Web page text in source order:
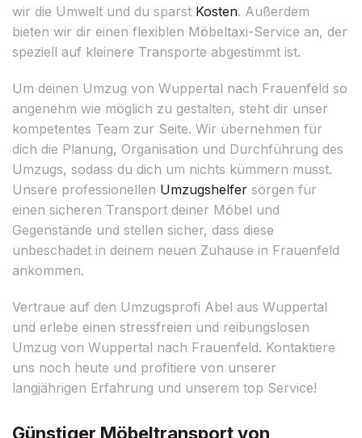
wir die Umwelt und du sparst Kosten. Außerdem
bieten wir dir einen flexiblen Möbeltaxi-Service an, der
speziell auf kleinere Transporte abgestimmt ist.
Um deinen Umzug von Wuppertal nach Frauenfeld so
angenehm wie möglich zu gestalten, steht dir unser
kompetentes Team zur Seite. Wir übernehmen für
dich die Planung, Organisation und Durchführung des
Umzugs, sodass du dich um nichts kümmern musst.
Unsere professionellen Umzugshelfer sorgen für
einen sicheren Transport deiner Möbel und
Gegenstände und stellen sicher, dass diese
unbeschadet in deinem neuen Zuhause in Frauenfeld
ankommen.
Vertraue auf den Umzugsprofi Abel aus Wuppertal
und erlebe einen stressfreien und reibungslosen
Umzug von Wuppertal nach Frauenfeld. Kontaktiere
uns noch heute und profitiere von unserer
langjährigen Erfahrung und unserem top Service!
Günstiger Möbeltransport von